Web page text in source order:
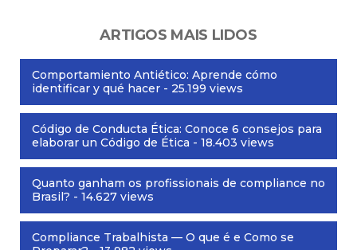
ARTIGOS MAIS LIDOS
Comportamiento Antiético: Aprende cómo
identificar y qué hacer - 25.199 views
Código de Conducta Ética: Conoce 6 consejos para
elaborar un Código de Ética - 18.403 views
Quanto ganham os profissionais de compliance no
Brasil? - 14.627 views
Compliance Trabalhista — O que é e Como se